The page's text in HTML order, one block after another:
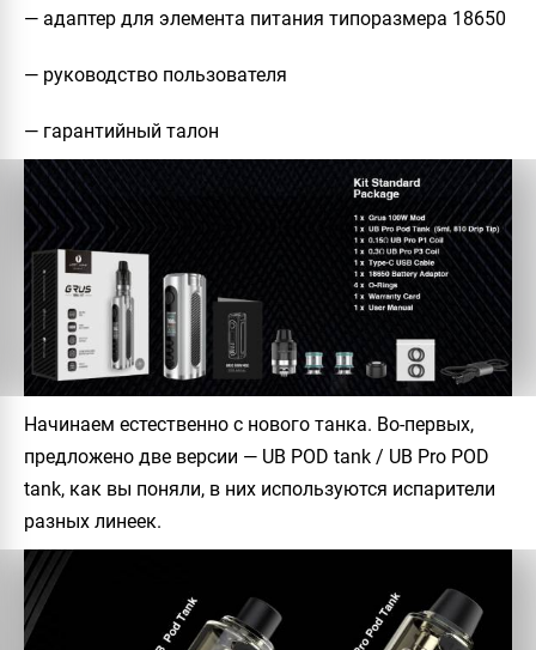
— адаптер для элемента питания типоразмера 18650
— руководство пользователя
— гарантийный талон
Начинаем естественно с нового танка. Во-первых,
предложено две версии — UB POD tank / UB Pro POD
tank, как вы поняли, в них используются испарители
разных линеек.